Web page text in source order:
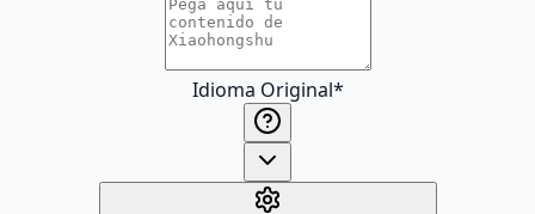
Idioma Original*